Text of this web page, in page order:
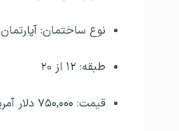
نوع ساختمان: آپارتمان
طبقه: ۱۲ از ۲۰
قیمت: ۷۵۰,۰۰۰ دلار آمریکا